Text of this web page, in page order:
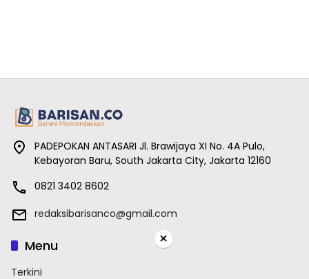
PADEPOKAN ANTASARI Jl. Brawijaya XI No. 4A Pulo,
Kebayoran Baru, South Jakarta City, Jakarta 12160
0821 3402 8602
redaksibarisanco@gmail.com
Menu
Terkini
×